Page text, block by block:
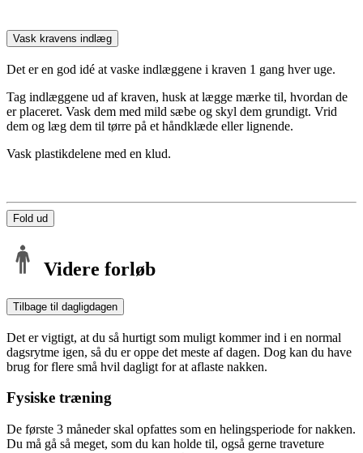
Vask kravens indlæg
Det er en god idé at vaske indlæggene i kraven 1 gang hver uge.
Tag indlæggene ud af kraven, husk at lægge mærke til, hvordan de
er placeret. Vask dem med mild sæbe og skyl dem grundigt. Vrid
dem og læg dem til tørre på et håndklæde eller lignende.
Vask plastikdelene med en klud.
Fold ud
Videre forløb
Tilbage til dagligdagen
Det er vigtigt, at du så hurtigt som muligt kommer ind i en normal
dagsrytme igen, så du er oppe det meste af dagen. Dog kan du have
brug for flere små hvil dagligt for at aflaste nakken.
Fysiske træning
De første 3 måneder skal opfattes som en helingsperiode for nakken.
Du må gå så meget, som du kan holde til, også gerne traveture